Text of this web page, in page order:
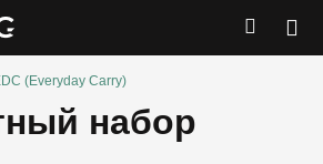
(Everyday Carry)
набор